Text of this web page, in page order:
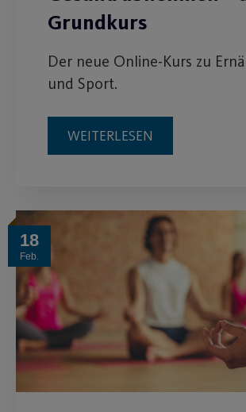
Grundkurs
Der neue Online-Kurs zu
und Sport.
WEITERLESEN
18
Feb.